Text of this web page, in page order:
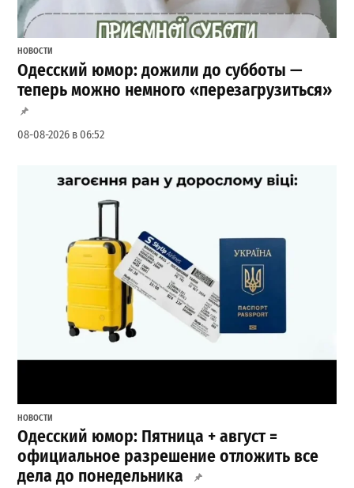
НОВОСТИ
Одесский юмор: дожили до субботы —
теперь можно немного «перезагрузиться»
08-08-2026 в 06:52
НОВОСТИ
Одесский юмор: Пятница + август =
официальное разрешение отложить все
дела до понедельника